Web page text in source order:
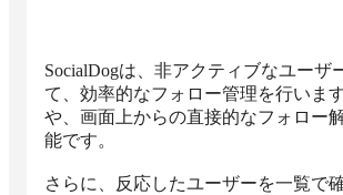
SocialDogは、非アクティブなユーザ
て、効率的なフォロー管理を行いま
や、画面上からの直接的なフォロー
能です。
さらに、反応したユーザーを一覧で